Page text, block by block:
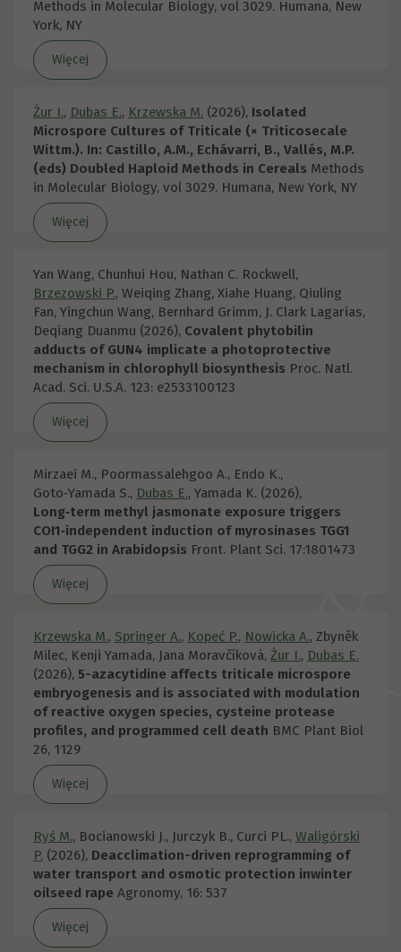
Methods in Molecular Biology, vol 3029. Humana, New
York, NY
Więcej
Żur I., Dubas E., Krzewska M. (2026), Isolated
Microspore Cultures of Triticale (× Triticosecale
Wittm.). In: Castillo, A.M., Echávarri, B., Vallés, M.P.
(eds) Doubled Haploid Methods in Cereals Methods
in Molecular Biology, vol 3029. Humana, New York, NY
Więcej
Yan Wang, Chunhui Hou, Nathan C. Rockwell,
Brzezowski P., Weiqing Zhang, Xiahe Huang, Qiuling
Fan, Yingchun Wang, Bernhard Grimm, J. Clark Lagarias,
Deqiang Duanmu (2026), Covalent phytobilin
adducts of GUN4 implicate a photoprotective
mechanism in chlorophyll biosynthesis Proc. Natl.
Acad. Sci. U.S.A. 123: e2533100123
Więcej
Mirzaei M., Poormassalehgoo A., Endo K.,
Goto‑Yamada S., Dubas E., Yamada K. (2026),
Long‑term methyl jasmonate exposure triggers
COI1‑independent induction of myrosinases TGG1
and TGG2 in Arabidopsis Front. Plant Sci. 17:1801473
Więcej
Krzewska M., Springer A., Kopeć P., Nowicka A., Zbyněk
Milec, Kenji Yamada, Jana Moravčíková, Żur I., Dubas E.
(2026), 5-azacytidine affects triticale microspore
embryogenesis and is associated with modulation
of reactive oxygen species, cysteine protease
profiles, and programmed cell death BMC Plant Biol
26, 1129
Więcej
Ryś M., Bocianowski J., Jurczyk B., Curci PL., Waligórski
P. (2026), Deacclimation-driven reprogramming of
water transport and osmotic protection inwinter
oilseed rape Agronomy, 16: 537
Więcej